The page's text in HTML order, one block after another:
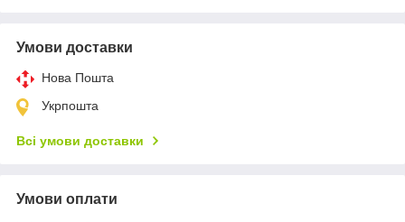
Умови доставки
Нова Пошта
Укрпошта
Всі умови доставки
Умови оплати